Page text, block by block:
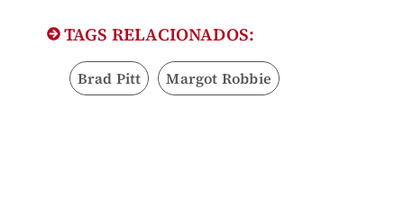
TAGS RELACIONADOS:
Brad Pitt Margot Robbie